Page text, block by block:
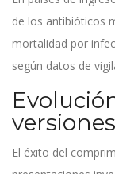
de los antibióticos
mortalidad por
según datos de
El éxito del